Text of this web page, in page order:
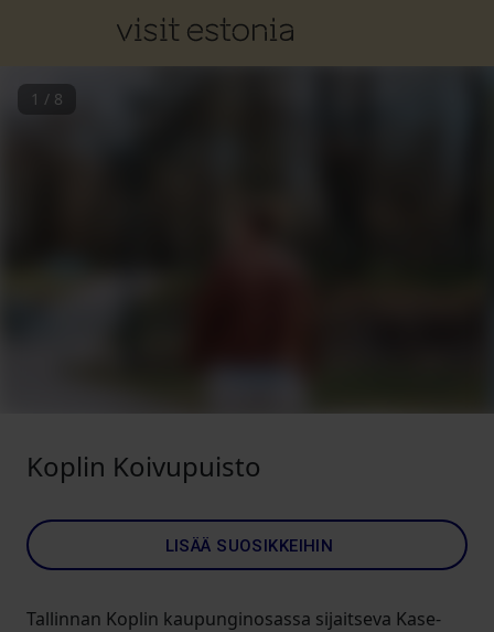
1 / 8
Koplin Koivupuisto
LISÄÄ SUOSIKKEIHIN
Tallinnan Koplin kaupunginosassa sijaitseva Kase-